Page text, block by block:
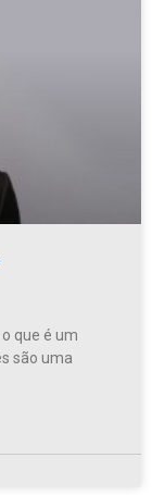
que é um
são uma